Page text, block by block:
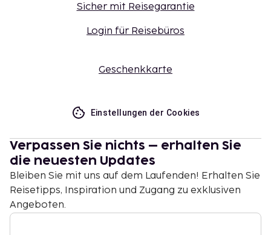
Sicher mit Reisegarantie
Login für Reisebüros
Geschenkkarte
Einstellungen der Cookies
Verpassen Sie nichts – erhalten Sie
die neuesten Updates
Bleiben Sie mit uns auf dem Laufenden! Erhalten Sie
Reisetipps, Inspiration und Zugang zu exklusiven
Angeboten.